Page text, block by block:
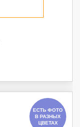
ЕСТЬ ФОТО
В РАЗНЫХ
ЦВЕТАХ